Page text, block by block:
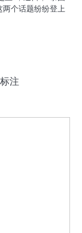
两个话题纷纷登上
标注